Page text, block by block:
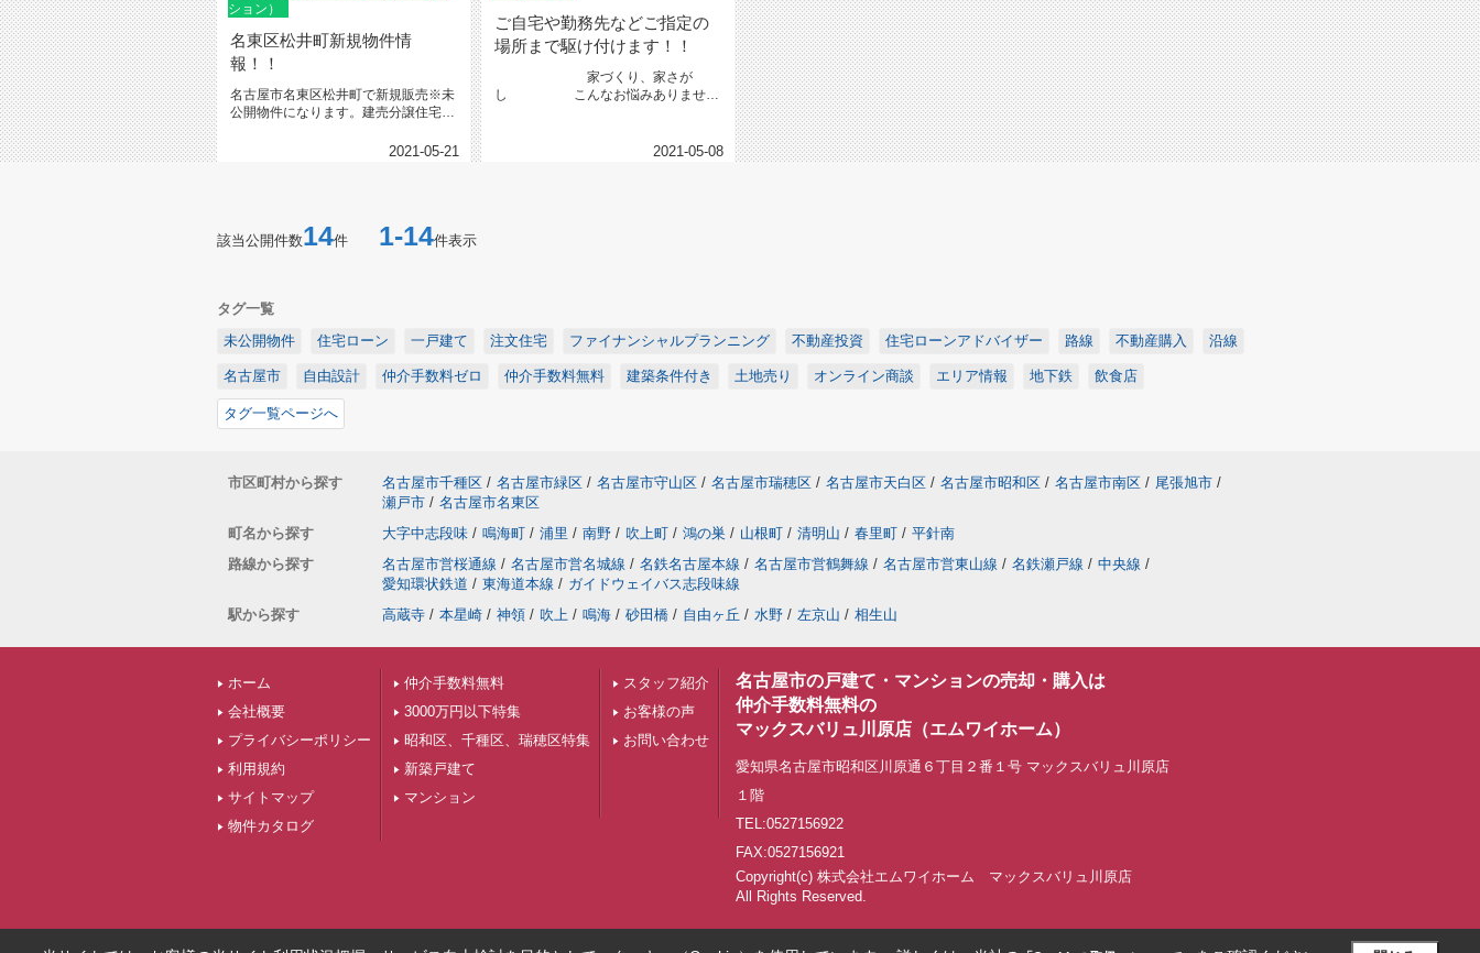
ション）
名東区松井町新規物件情
報！！
名古屋市名東区松井町で新規販売※未
公開物件になります。建売分譲住宅予
2021-05-21
ご自宅や勤務先などご指定の
場所まで駆け付けます！！
家づくり、家さが
し こんなお悩みありません
2021-05-08
該当公開件数14件 1-14件表示
タグ一覧
未公開物件
住宅ローン 一戸建て 注文住宅 ファイナンシャルプランニング 不動産投資 住宅ローンアドバイザー 路線 不動産購入 沿線
名古屋市 自由設計 仲介手数料ゼロ 仲介手数料無料 建築条件付き 土地売り オンライン商談 エリア情報 地下鉄 飲食店
タグ一覧ページへ
市区町村から探す 名古屋市千種区 / 名古屋市緑区 / 名古屋市守山区 / 名古屋市瑞穂区 / 名古屋市天白区 / 名古屋市昭和区 / 名古屋市南区 / 尾張旭市 /
瀬戸市 / 名古屋市名東区
町名から探す
大字中志段味 / 鳴海町 / 浦里 / 南野 / 吹上町 / 鴻の巣 / 山根町 / 清明山 / 春里町 / 平針南
路線から探す
名古屋市営桜通線 / 名古屋市営名城線 / 名鉄名古屋本線 / 名古屋市営鶴舞線 / 名古屋市営東山線 / 名鉄瀬戸線 / 中央線 /
愛知環状鉄道 / 東海道本線 / ガイドウェイバス志段味線
駅から探す
高蔵寺 / 本星崎 / 神領 / 吹上 / 鳴海 / 砂田橋 / 自由ヶ丘 / 水野 / 左京山 / 相生山
ホーム
会社概要
プライバシーポリシー
利用規約
サイトマップ
物件カタログ
仲介手数料無料
3000万円以下特集
昭和区、千種区、瑞穂区特集
新築戸建て
マンション
スタッフ紹介
お客様の声
お問い合わせ
名古屋市の戸建て・マンションの売却・購入は
仲介手数料無料の
マックスバリュ川原店（エムワイホーム）
愛知県名古屋市昭和区川原通６丁目２番１号 マックスバリュ川原店
１階
TEL:0527156922
FAX:0527156921
Copyright(c) 株式会社エムワイホーム マックスバリュ川原店
All Rights Reserved.